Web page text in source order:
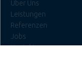
Über Uns
Leistungen
Referenzen
Jobs
Kontakt